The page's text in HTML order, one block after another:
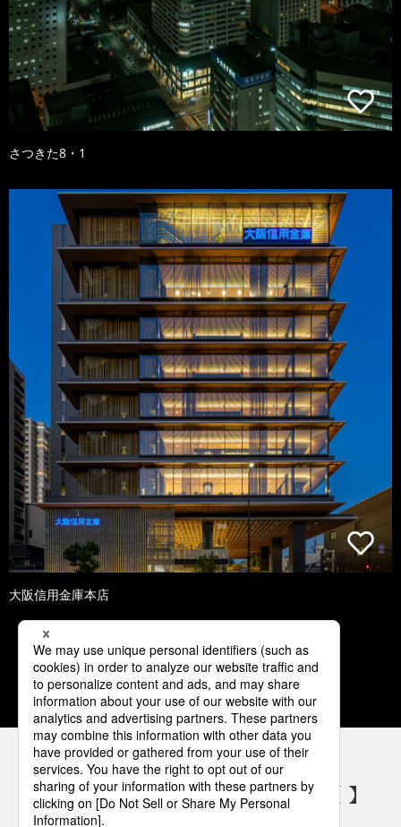
さつきた8・1
大阪信用金庫本店
1 2 3 4 5
パナソニックの電気設備 SNSアカウント